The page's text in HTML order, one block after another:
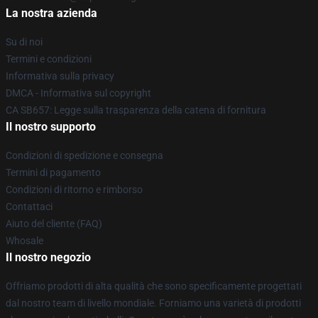
La nostra azienda
Su di noi
Termini e condizioni
Informativa sulla privacy
DMCA - Informativa sul copyright
CA SB657: Legge sulla trasparenza della catena di fornitura
Il nostro supporto
Condizioni di spedizione e consegna
Termini di pagamento
Condizioni di ritorno e rimborso
Contattaci
Aiuto del cliente (FAQ)
Whosale
Il nostro negozio
Offriamo prodotti di alta qualità che sono specificamente progettati
dal nostro team di livello mondiale. Forniamo una varietà di prodotti